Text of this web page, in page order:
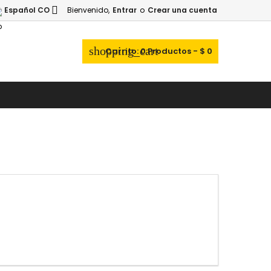
Bienvenido, Entrar o Crear una cuenta
Español CO 
shopping_cart
Carrito:0Productos - $ 0